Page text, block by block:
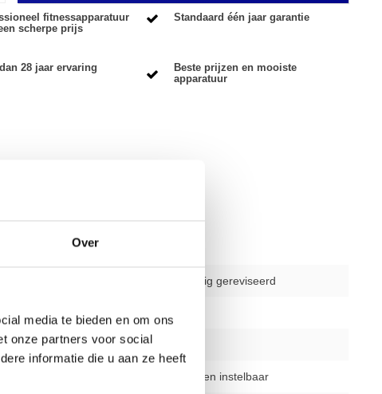
Over
media te bieden en om ons
onze partners voor social
informatie die u aan ze heeft
fitnessapparatuur
scherpe prijs
Standaard één jaar garantie
28 jaar ervaring
Beste prijzen en mooiste
apparatuur
gebruikt - volledig gereviseerd
1 jaar
bovenbeenkussen instelbaar